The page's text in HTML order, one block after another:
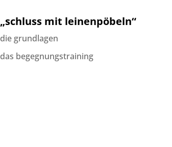
„schluss mit leinenpöbeln“
die grundlagen
das begegnungstraining